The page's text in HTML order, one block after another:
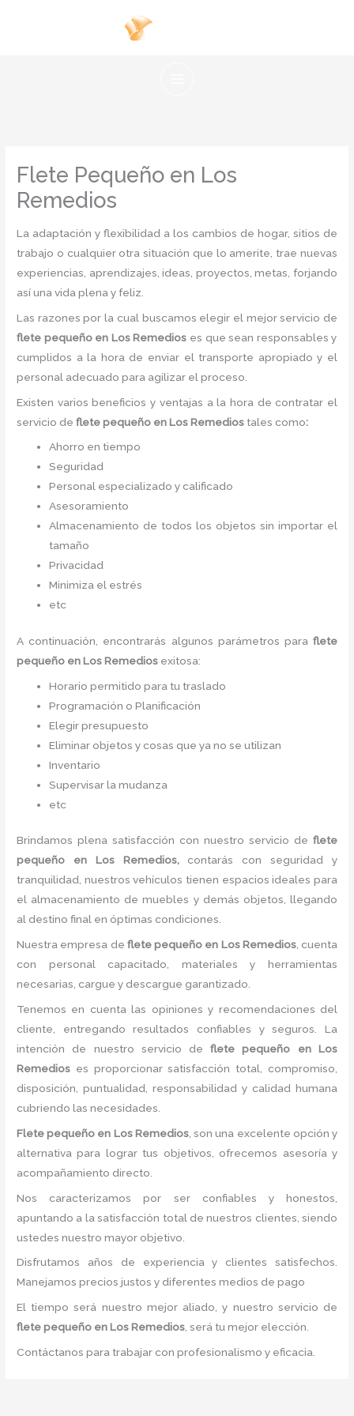
Flete Pequeño en Los
Remedios
La adaptación y flexibilidad a los cambios de hogar, sitios de
trabajo o cualquier otra situación que lo amerite, trae nuevas
experiencias, aprendizajes, ideas, proyectos, metas, forjando
así una vida plena y feliz.
Las razones por la cual buscamos elegir el mejor servicio de
flete pequeño en Los Remedios es que sean responsables y
cumplidos a la hora de enviar el transporte apropiado y el
personal adecuado para agilizar el proceso.
Existen varios beneficios y ventajas a la hora de contratar el
servicio de flete pequeño en Los Remedios tales como:
Ahorro en tiempo
Seguridad
Personal especializado y calificado
Asesoramiento
Almacenamiento de todos los objetos sin importar el
tamaño
Privacidad
Minimiza el estrés
etc
A continuación, encontrarás algunos parámetros para flete
pequeño en Los Remedios exitosa:
Horario permitido para tu traslado
Programación o Planificación
Elegir presupuesto
Eliminar objetos y cosas que ya no se utilizan
Inventario
Supervisar la mudanza
etc
Brindamos plena satisfacción con nuestro servicio de flete
pequeño en Los Remedios, contarás con seguridad y
tranquilidad, nuestros vehículos tienen espacios ideales para
el almacenamiento de muebles y demás objetos, llegando
al destino final en óptimas condiciones.
Nuestra empresa de flete pequeño en Los Remedios, cuenta
con personal capacitado, materiales y herramientas
necesarias, cargue y descargue garantizado.
Tenemos en cuenta las opiniones y recomendaciones del
cliente, entregando resultados confiables y seguros. La
intención de nuestro servicio de flete pequeño
en Los
Remedios es proporcionar satisfacción total, compromiso,
disposición, puntualidad, responsabilidad y calidad humana
cubriendo las necesidades.
Flete pequeño en Los Remedios, son una excelente opción y
alternativa para lograr tus objetivos, ofrecemos asesoría y
acompañamiento directo.
Nos caracterizamos por ser confiables y honestos,
apuntando a la satisfacción total de nuestros clientes, siendo
ustedes nuestro mayor objetivo.
Disfrutamos años de experiencia y clientes satisfechos.
Manejamos precios justos y diferentes medios de pago
El tiempo será nuestro mejor aliado, y nuestro servicio de
flete pequeño en Los Remedios, será tu mejor elección.
Contáctanos para trabajar con profesionalismo y eficacia.